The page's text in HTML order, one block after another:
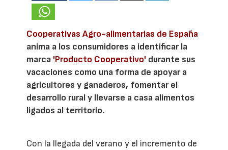
Cooperativas Agro-alimentarias de España
anima a los consumidores a identificar la
marca 'Producto Cooperativo' durante sus
vacaciones como una forma de apoyar a
agricultores y ganaderos, fomentar el
desarrollo rural y llevarse a casa alimentos
ligados al territorio.
Con la llegada del verano y el incremento de